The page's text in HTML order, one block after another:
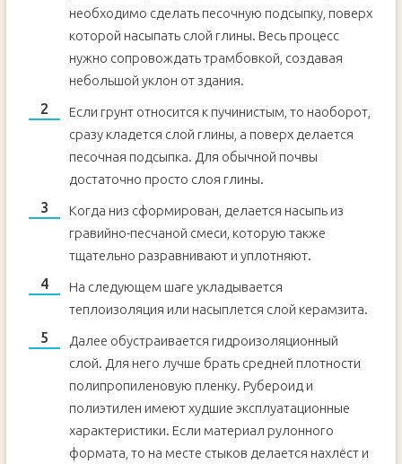
необходимо сделать песочную подсыпку, поверх
которой насыпать слой глины. Весь процесс
нужно сопровождать трамбовкой, создавая
небольшой уклон от здания.
Если грунт относится к пучинистым, то наоборот,
сразу кладется слой глины, а поверх делается
песочная подсыпка. Для обычной почвы
достаточно просто слоя глины.
Когда низ сформирован, делается насыпь из
гравийно-песчаной смеси, которую также
тщательно разравнивают и уплотняют.
На следующем шаге укладывается
теплоизоляция или насыплется слой керамзита.
Далее обустраивается гидроизоляционный
слой. Для него лучше брать средней плотности
полипропиленовую пленку. Рубероид и
полиэтилен имеют худшие эксплуатационные
характеристики. Если материал рулонного
формата, то на месте стыков делается нахлёст и